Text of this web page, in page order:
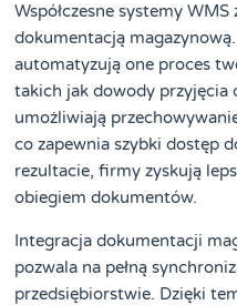
Współczesne systemy
dokumentacją
automatyzują one proces
takich jak dowody przyjęcia
umożliwiają
co zapewnia szybki dostęp
rezultacie, firmy zyskują
obiegiem dokumentów.
Integracja dokumentacji
pozwala na pełną
przedsiębiorstwie. Dzięki